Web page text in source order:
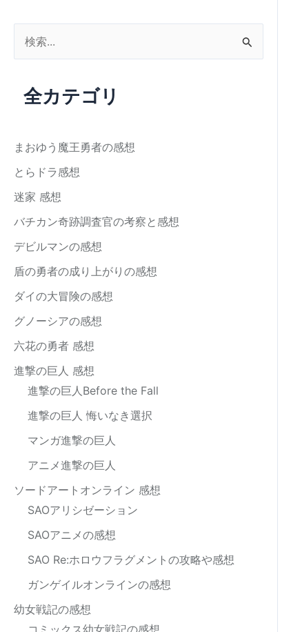
索
全カテゴリ
まおゆう魔王勇者の感想
とらドラ感想
迷家 感想
バチカン奇跡調査官の考察と感想
デビルマンの感想
盾の勇者の成り上がりの感想
ダイの大冒険の感想
グノーシアの感想
六花の勇者 感想
進撃の巨人 感想
進撃の巨人Before the Fall
進撃の巨人 悔いなき選択
マンガ進撃の巨人
アニメ進撃の巨人
ソードアートオンライン 感想
SAOアリシゼーション
SAOアニメの感想
SAO Re:ホロウフラグメントの攻略や感想
ガンゲイルオンラインの感想
幼女戦記の感想
コミックス幼女戦記の感想